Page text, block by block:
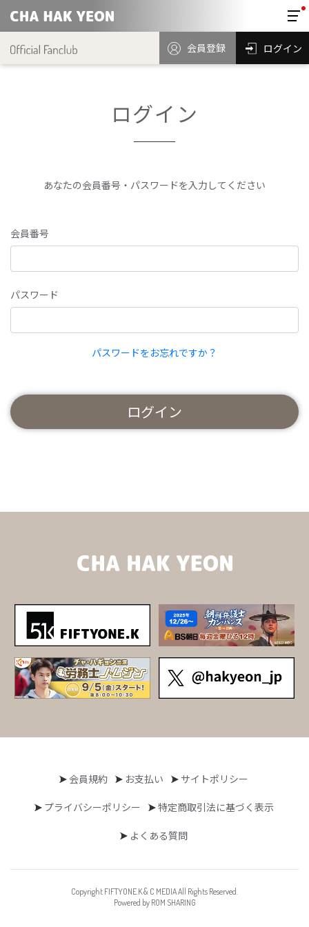
会員登録 ログイン
ログイン
あなたの会員番号・パスワードを入力してください
会員番号
パスワード
パスワードをお忘れですか？
ログイン
会員規約 お支払い サイトポリシー
プライバシーポリシー 特定商取引法に基づく表示
よくある質問
Copyright FIFTYONE.K & C MEDIA All Rights Reserved.
Powered by ROM SHARING